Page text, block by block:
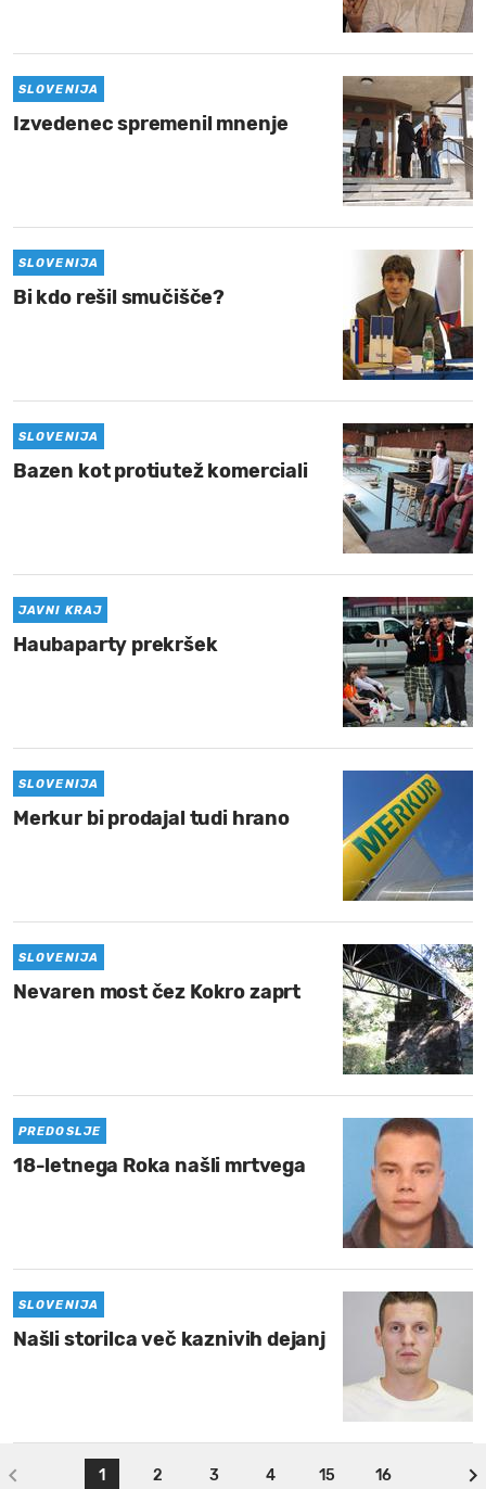
MOJ
SLOVENIJA
Izvedenec spremenil mnenje
SLOVENIJA
Bi kdo rešil smučišče?
SLOVENIJA
Bazen kot protiutež komerciali
JAVNI KRAJ
Haubaparty prekršek
SLOVENIJA
Merkur bi prodajal tudi hrano
SLOVENIJA
Nevaren most čez Kokro zaprt
PREDOSLJE
18-letnega Roka našli mrtvega
SLOVENIJA
Našli storilca več kaznivih dejanj
1 2 3 4 15 16